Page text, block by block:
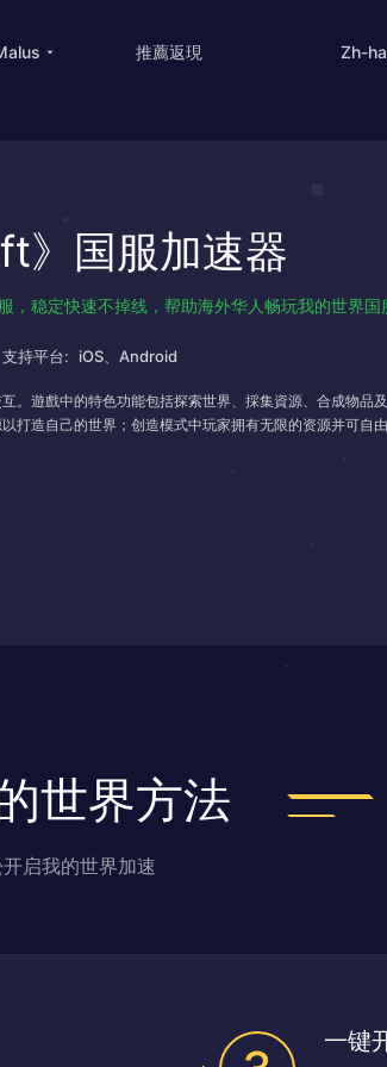
出国旅行
海外直播
推薦返現 zh-
》国服加速器
稳定快速不掉线，帮助海外华人畅玩我的世界国
支持平台: iOS、Android
。遊戲中的特色功能包括探索世界、採集資源、合成物品
打造自己的世界；创造模式中玩家拥有无限的资源并可自
世界方法
启我的世界加速
一键